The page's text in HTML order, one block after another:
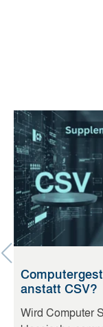
anstatt CSV?
Wird Computer